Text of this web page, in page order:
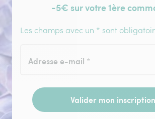
-5€ sur votre 1ère
Les champs avec un * sont
Adresse e-mail *
Valider mon inscription